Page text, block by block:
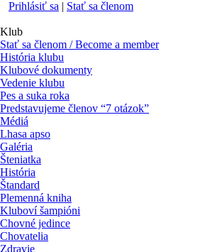
Prihlásiť sa | Stať sa členom
Klub
Stať sa členom / Become a member
História klubu
Klubové dokumenty
Vedenie klubu
Pes a suka roka
Predstavujeme členov “7 otázok”
Médiá
Lhasa apso
Galéria
Šteniatka
História
Štandard
Plemenná kniha
Kluboví šampióni
Chovné jedince
Chovatelia
Zdravie